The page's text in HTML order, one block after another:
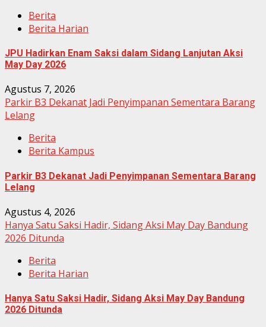
Berita
Berita Harian
JPU Hadirkan Enam Saksi dalam Sidang Lanjutan Aksi
May Day 2026
Agustus 7, 2026
Parkir B3 Dekanat Jadi Penyimpanan Sementara Barang
Lelang
Berita
Berita Kampus
Parkir B3 Dekanat Jadi Penyimpanan Sementara Barang
Lelang
Agustus 4, 2026
Hanya Satu Saksi Hadir, Sidang Aksi May Day Bandung
2026 Ditunda
Berita
Berita Harian
Hanya Satu Saksi Hadir, Sidang Aksi May Day Bandung
2026 Ditunda